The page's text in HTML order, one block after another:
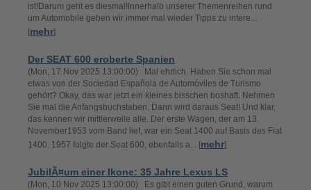
ist!Darum geht es diesmal!Innerhalb unserer Themenreihen rund
um Automobile geben wir immer mal wieder Tipps zu intere...
[mehr]
Der SEAT 600 eroberte Spanien
(Mon, 17 Nov 2025 13:00:00) Mal ehrlich. Haben Sie schon mal
etwas von der Sociedad Española de Automóviles de Turismo
gehört? Okay, das war jetzt ein kleines bisschen boshaft. Nehmen
Sie mal die Anfangsbuchstaben. Dann wird daraus Seat! Und klar,
das kennen wir mittlerweile alle. Der erste Wagen, der am 13.
November1953 vom Band lief, war ein Seat 1400 auf Basis des Fiat
1400. 1957 folgte der Seat 600, ebenfalls a... [mehr]
JubilÃ¤um einer Ikone: 35 Jahre Lexus LS
(Mon, 10 Nov 2025 13:00:00) Es gibt einen guten Grund, warum